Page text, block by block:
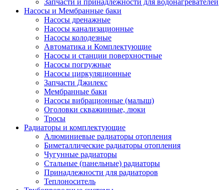
Запчасти и принадлежности для водонагревателей
Насосы и Мембранные баки
Насосы дренажные
Насосы канализационные
Насосы колодезные
Автоматика и Комплектующие
Насосы и станции поверхностные
Насосы погружные
Насосы циркуляционные
Запчасти Джилекс
Мембранные баки
Насосы вибрационные (малыш)
Оголовки скважинные, люки
Тросы
Радиаторы и комплектующие
Алюминиевые радиаторы отопления
Биметаллические радиаторы отопления
Чугунные радиаторы
Стальные (панельные) радиаторы
Принадлежности для радиаторов
Теплоноситель